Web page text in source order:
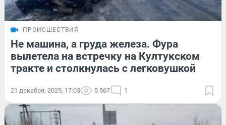
ПРОИСШЕСТВИЯ
Не машина, а груда железа. Фура
вылетела на встречку на Култукском
тракте и столкнулась с легковушкой
21 декабря, 2025, 17:03 5 567 1